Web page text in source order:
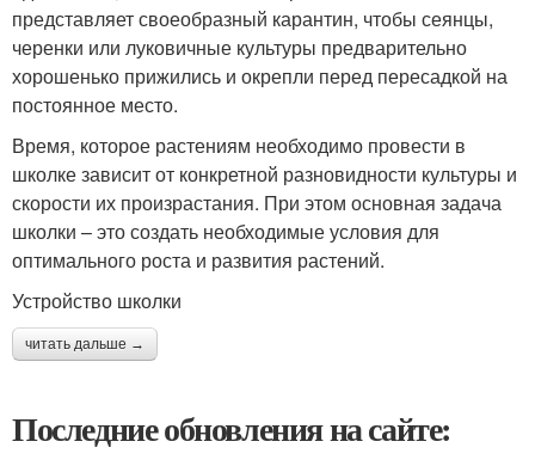
представляет своеобразный карантин, чтобы сеянцы,
черенки или луковичные культуры предварительно
хорошенько прижились и окрепли перед пересадкой на
постоянное место.
Время, которое растениям необходимо провести в
школке зависит от конкретной разновидности культуры и
скорости их произрастания. При этом основная задача
школки – это создать необходимые условия для
оптимального роста и развития растений.
Устройство школки
читать дальше →
Последние обновления на сайте: